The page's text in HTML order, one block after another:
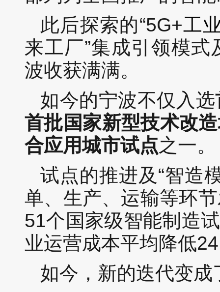
此后探索的“5G+工
来工厂”集成引领模式
波收获满满。
如今的宁波不仅入选
首批国家新型技术改
合应用城市试点之一。
试点的推进及“智造
单、生产、运输等环
51个国家级智能制造
业运营成本平均降低
如今，新的迭代变成